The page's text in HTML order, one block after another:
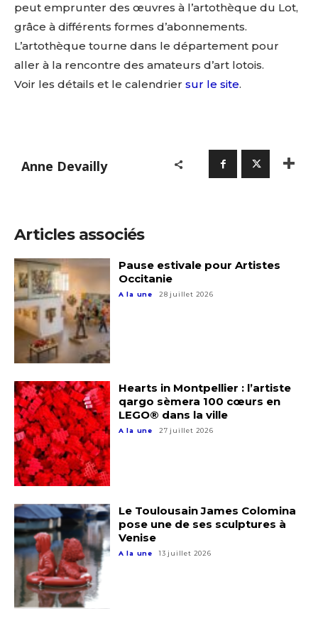
Adresse email*
Prénom
Statut / Organisation
Adresse email*
Nom
peut emprunter des œuvres à l’artothèque du Lot,
grâce à différents formes d’abonnements.
L’artothèque tourne dans le département pour
aller à la rencontre des amateurs d’art lotois.
Voir les détails et le calendrier sur le site.
Anne Devailly
Articles associés
Pause estivale pour Artistes
Occitanie
A la une 28 juillet 2026
Hearts in Montpellier : l’artiste
qargo sèmera 100 cœurs en
LEGO® dans la ville
A la une 27 juillet 2026
Le Toulousain James Colomina
pose une de ses sculptures à
Venise
A la une 13 juillet 2026